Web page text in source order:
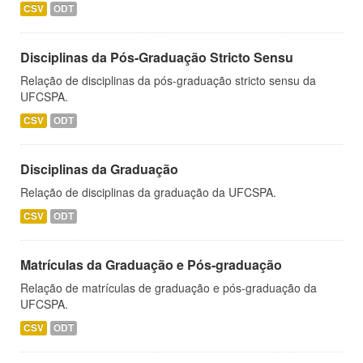
CSV ODT
Disciplinas da Pós-Graduação Stricto Sensu
Relação de disciplinas da pós-graduação stricto sensu da
UFCSPA.
CSV ODT
Disciplinas da Graduação
Relação de disciplinas da graduação da UFCSPA.
CSV ODT
Matrículas da Graduação e Pós-graduação
Relação de matrículas de graduação e pós-graduação da
UFCSPA.
CSV ODT